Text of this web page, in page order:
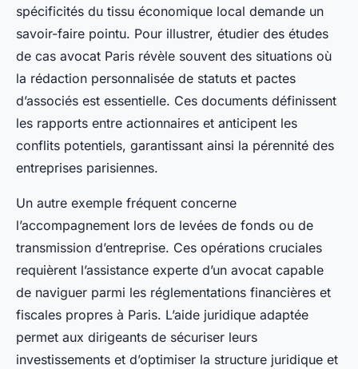
spécificités du tissu économique local demande un
savoir-faire pointu. Pour illustrer, étudier des études
de cas avocat Paris révèle souvent des situations où
la rédaction personnalisée de statuts et pactes
d’associés est essentielle. Ces documents définissent
les rapports entre actionnaires et anticipent les
conflits potentiels, garantissant ainsi la pérennité des
entreprises parisiennes.
Un autre exemple fréquent concerne
l’accompagnement lors de levées de fonds ou de
transmission d’entreprise. Ces opérations cruciales
requièrent l’assistance experte d’un avocat capable
de naviguer parmi les réglementations financières et
fiscales propres à Paris. L’aide juridique adaptée
permet aux dirigeants de sécuriser leurs
investissements et d’optimiser la structure juridique et